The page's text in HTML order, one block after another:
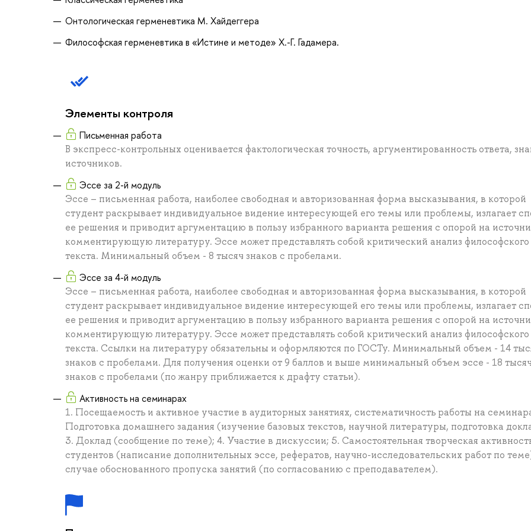
Онтологическая герменевтика М. Хайдеггера
Философская герменевтика в «Истине и методе» Х.-Г. Гадамера.
Элементы контроля
Письменная работа
В экспресс-контрольных оценивается фактологическая точность, аргументированность ответа,
источников.
Эссе за 2-й модуль
Эссе – письменная работа, наиболее свободная и авторизованная форма высказывания, в которой
студент раскрывает индивидуальное видение интересующей его темы или проблемы, излагает
ее решения и приводит аргументацию в пользу избранного варианта решения с опорой на
комментирующую литературу. Эссе может представлять собой критический анализ философского
текста. Минимальный объем - 8 тысяч знаков с пробелами.
Эссе за 4-й модуль
Эссе – письменная работа, наиболее свободная и авторизованная форма высказывания, в которой
студент раскрывает индивидуальное видение интересующей его темы или проблемы, излагает
ее решения и приводит аргументацию в пользу избранного варианта решения с опорой на
комментирующую литературу. Эссе может представлять собой критический анализ философского
текста. Ссылки на литературу обязательны и оформляются по ГОСТу. Минимальный объем - 14
знаков с пробелами. Для получения оценки от 9 баллов и выше минимальный объем эссе - 18 тысяч
знаков с пробелами (по жанру приближается к драфту статьи).
Активность на семинарах
1. Посещаемость и активное участие в аудиторных занятиях, систематичность работы на
Подготовка домашнего задания (изучение базовых текстов, научной литературы, подготовка
3. Доклад (сообщение по теме); 4. Участие в дискуссии; 5. Самостоятельная творческая
студентов (написание дополнительных эссе, рефератов, научно-исследовательских работ по
случае обоснованного пропуска занятий (по согласованию с преподавателем).